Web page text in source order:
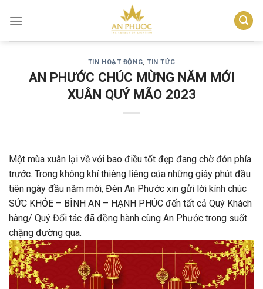
TIN HOẠT ĐỘNG,TIN TỨC
AN PHƯỚC CHÚC MỪNG NĂM MỚI
XUÂN QUÝ MÃO 2023
Một mùa xuân lại về với bao điều tốt đẹp đang chờ đón phía
trước. Trong không khí thiêng liêng của những giây phút đầu
tiên ngày đầu năm mới, Đèn An Phước xin gửi lời kính chúc
SỨC KHỎE – BÌNH AN – HẠNH PHÚC đến tất cả Quý Khách
hàng/ Quý Đối tác đã đồng hành cùng An Phước trong suốt
chặng đường qua.